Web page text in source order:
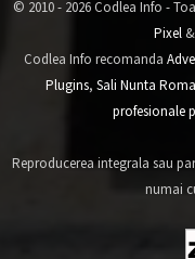
© 2010 - 2026 Codlea Info -
Pixel&
Codlea Info recomanda
Plugins, Sali Nunta
profesionale
Reproducerea integrala sau
numai